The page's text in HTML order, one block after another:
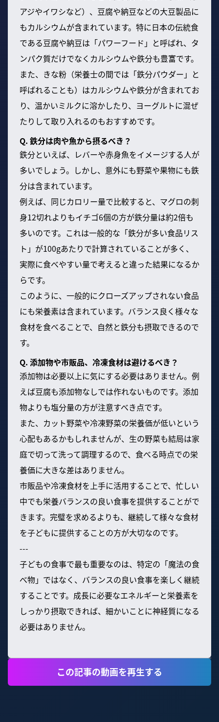
アジやイワシなど）、豆腐や納豆などの大豆製品に
もカルシウムが含まれています。特に日本の伝統食
である豆腐や納豆は「パワーフード」と呼ばれ、タ
ンパク質だけでなくカルシウムや鉄分も豊富です。
また、きな粉（栄養士の間では「鉄分パウダー」と
呼ばれることも）はカルシウムや鉄分が含まれてお
り、温かいミルクに溶かしたり、ヨーグルトに混ぜ
たりして取り入れるのもおすすめです。
Q. 鉄分は肉や魚から摂るべき？
鉄分といえば、レバーや赤身魚をイメージする人が
多いでしょう。しかし、意外にも野菜や果物にも鉄
分は含まれています。
例えば、同じカロリー量で比較すると、マグロの刺
身12切れよりもイチゴ6個の方が鉄分量は約2倍も
多いのです。これは一般的な「鉄分が多い食品リス
ト」が100gあたりで計算されていることが多く、
実際に食べやすい量で考えると違った結果になるか
らです。
このように、一般的にクローズアップされない食品
にも栄養素は含まれています。バランス良く様々な
食材を食べることで、自然と鉄分も摂取できるので
す。
Q. 添加物や市販品、冷凍食材は避けるべき？
添加物は必要以上に気にする必要はありません。例
えば豆腐も添加物なしでは作れないものです。添加
物よりも塩分量の方が注意すべき点です。
また、カット野菜や冷凍野菜の栄養価が低いという
心配もあるかもしれませんが、生の野菜も結局は家
庭で切って洗って調理するので、食べる時点での栄
養価に大きな差はありません。
市販品や冷凍食材を上手に活用することで、忙しい
中でも栄養バランスの良い食事を提供することがで
きます。完璧を求めるよりも、継続して様々な食材
を子どもに提供することの方が大切なのです。
---
子どもの食事で最も重要なのは、特定の「魔法の食
べ物」ではなく、バランスの良い食事を楽しく継続
することです。成長に必要なエネルギーと栄養素を
しっかり摂取できれば、細かいことに神経質になる
必要はありません。
この記事の動画を再生する